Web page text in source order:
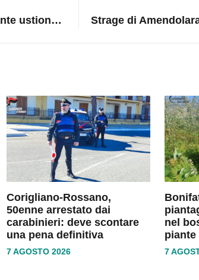
Boscarello, muore il bracciante ustionato nell’esplosione della baraccopoli di Schiavonea
Corigliano-Rossano,
50enne arrestato dai
carabinieri: deve scontare
una pena definitiva
7 AGOSTO 2026
nel
piante
7